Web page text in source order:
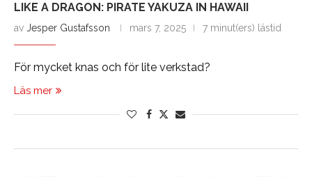
LIKE A DRAGON: PIRATE YAKUZA IN HAWAII
av Jesper Gustafsson mars 7, 2025 7 minut(ers) lästid
För mycket knas och för lite verkstad?
Läs mer